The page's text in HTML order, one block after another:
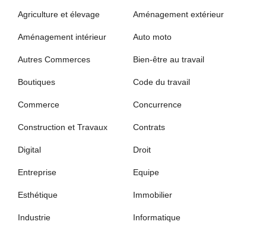
Agriculture et élevage Aménagement extérieur
Aménagement intérieur Auto moto
Autres Commerces Bien-être au travail
Boutiques Code du travail
Commerce Concurrence
Construction et Travaux Contrats
Digital Droit
Entreprise Equipe
Esthétique Immobilier
Industrie Informatique